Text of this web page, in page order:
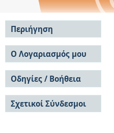
Περιήγηση
Σε όλο το DSpace
Κοινότητες & Συλλογές
Ανά Ημερομηνία
Έκδοσης
Συγγραφείς
Τίτλοι
Θέματα
Ο Λογαριασμός μου
Σύνδεση
Εγγραφή
Οδηγίες / Βοήθεια
Οδηγίες Υποβολής
Οδηγίες Χρήσης ΙΑ
Συχνές Ερωτήσεις
Σχετικοί Σύνδεσμοι